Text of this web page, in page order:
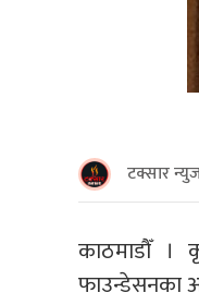
टक्सार
काठमाडाैँ ।
फाउन्डेसनका